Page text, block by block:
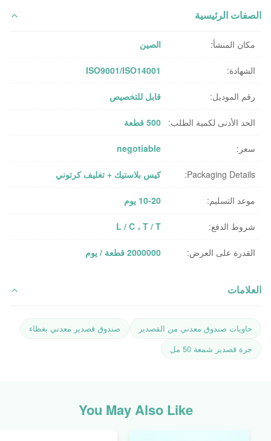
الصفات الرئيسية
مكان المنشأ: الصين
الشهادة: ISO9001/ISO14001
رقم الموديل: قابل للتخصيص
الحد الأدنى لكمية الطلب: 500 قطعة
سعر: negotiable
Packaging Details: كيس بلاستيك + تغليف كرتوني
موعد التسليم: 10-20 يوم
شروط الدفع: L / C ، T / T
القدرة على العرض: 2000000 قطعة / يوم
العلامات
حاويات صندوق معدني من القصدير
صندوق قصدير معدني بغطاء
جرة قصدير شمعة 50 مل
You May Also Like